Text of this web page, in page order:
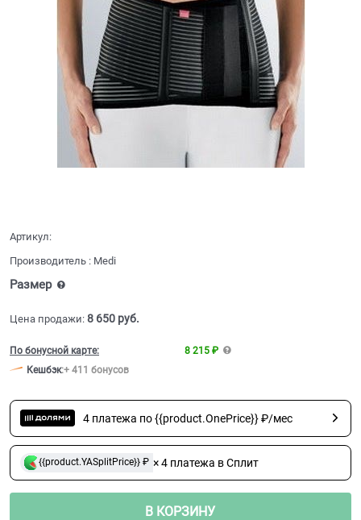
Артикул:
Производитель : Medi
Размер
Цена продажи: 8 650 руб.
По бонусной карте:
8 215 ₽
Кешбэк:+ 411 бонусов
4 платежа по {{product.OnePrice}} ₽/мес
{{product.YASplitPrice}} ₽ × 4 платежа в Сплит
В КОРЗИНУ